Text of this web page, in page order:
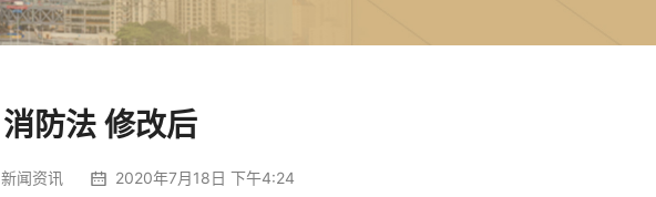
消防法 修改后
新闻资讯 2020年7月18日 下午4:24